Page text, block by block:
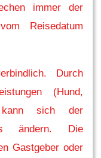
immer der
Reisedatum
Durch
(Hund,
kann sich der
ändern. Die
Gastgeber oder